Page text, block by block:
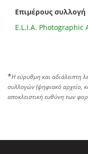
Επιμέρους συλλογή
E.L.I.A. Photographic
*Η εύρυθμη και αδιάλειπτη
συλλογών (ψηφιακό αρχείο,
αποκλειστική ευθύνη των